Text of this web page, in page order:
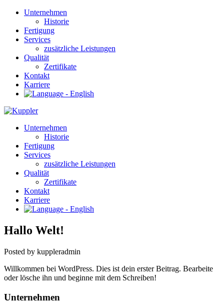
Unternehmen
Historie
Fertigung
Services
zusätzliche Leistungen
Qualität
Zertifikate
Kontakt
Karriere
Unternehmen
Historie
Fertigung
Services
zusätzliche Leistungen
Qualität
Zertifikate
Kontakt
Karriere
Hallo Welt!
Posted by kuppleradmin
Willkommen bei WordPress. Dies ist dein erster Beitrag. Bearbeite
oder lösche ihn und beginne mit dem Schreiben!
Unternehmen